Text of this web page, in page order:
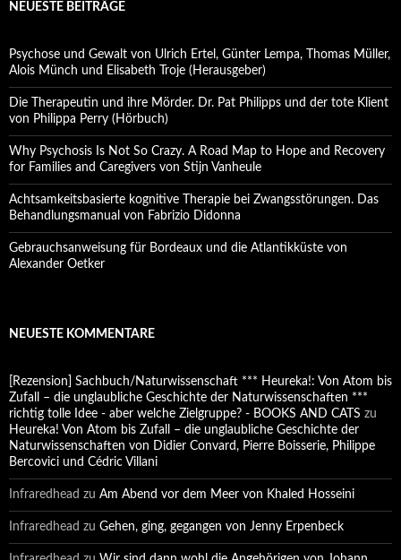
NEUESTE BEITRÄGE
Psychose und Gewalt von Ulrich Ertel, Günter Lempa, Thomas Müller,
Alois Münch und Elisabeth Troje (Herausgeber)
Die Therapeutin und ihre Mörder. Dr. Pat Philipps und der tote Klient
von Philippa Perry (Hörbuch)
Why Psychosis Is Not So Crazy. A Road Map to Hope and Recovery
for Families and Caregivers von Stijn Vanheule
Achtsamkeitsbasierte kognitive Therapie bei Zwangsstörungen. Das
Behandlungsmanual von Fabrizio Didonna
Gebrauchsanweisung für Bordeaux und die Atlantikküste von
Alexander Oetker
NEUESTE KOMMENTARE
[Rezension] Sachbuch/Naturwissenschaft *** Heureka!: Von Atom bis
Zufall – die unglaubliche Geschichte der Naturwissenschaften ***
richtig tolle Idee - aber welche Zielgruppe? - BOOKS AND CATS zu
Heureka! Von Atom bis Zufall – die unglaubliche Geschichte der
Naturwissenschaften von Didier Convard, Pierre Boisserie, Philippe
Bercovici und Cédric Villani
Infraredhead zu Am Abend vor dem Meer von Khaled Hosseini
Infraredhead zu Gehen, ging, gegangen von Jenny Erpenbeck